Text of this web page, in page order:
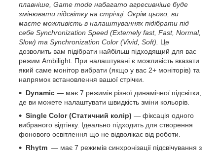
плавніше, Game mode набагато агресивніше буде
змінювати підсвітку на стрічці. Окрім цього, ви
маєте можливість в налаштуваннях підібрати під
себе Synchronization Speed (Extemely fast, Fast, Normal,
Slow) та Synchronization Color (Vivid, Soft). Це
дозволить вам підібрати найбільш підходящий для вас
режим Ambilight. При налаштувані є можливість вказати
який саме монітор вибрати (якщо у вас 2+ моніторів) та
напрямок встановлення вашої стрічки.
Dynamic — має 7 режимів різної динамічної підсвітки,
де ви можете налаштувати швидкість зміни кольорів.
Single Color (Статичний колір) — фіксація одного
вибраного відтінку. Ідеально підходить для створення
фонового освітлення що не відволікає від роботи.
Rhytm — має 7 режимів cинхронізації підсвічування з